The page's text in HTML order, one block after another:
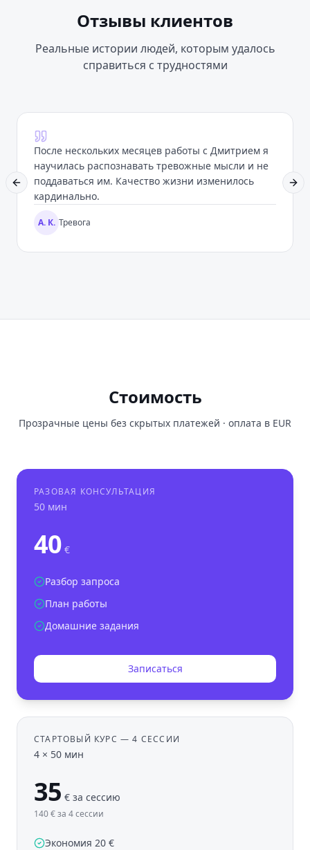
Отзывы клиентов
Реальные истории людей, которым удалось
справиться с трудностями
После нескольких месяцев работы с Дмитрием я
научилась распознавать тревожные мысли и не
поддаваться им. Качество жизни изменилось
кардинально.
А. К. Тревога
Previous slide
Стоимость
Прозрачные цены без скрытых платежей · оплата в EUR
РАЗОВАЯ КОНСУЛЬТАЦИЯ
50 мин
40 €
Разбор запроса
План работы
Домашние задания
Записаться
СТАРТОВЫЙ КУРС — 4 СЕССИИ
4 × 50 мин
35 € за сессию
140 € за 4 сессии
Экономия 20 €